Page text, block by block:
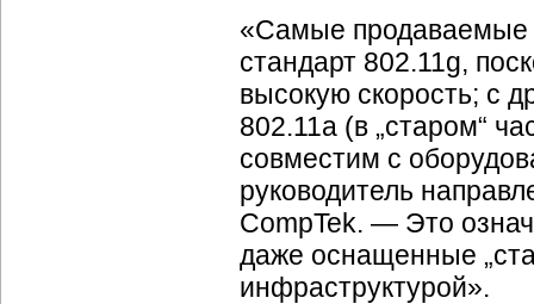
«Самые продаваемые
стандарт 802.11g,
высокую скорость; с
802.11a (в „старом“
совместим с
руководитель
CompTek. — Это
даже оснащенные
инфраструктурой».